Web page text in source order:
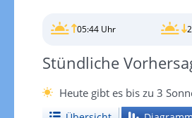
05:44 Uhr
Stündliche
Heute gibt es bis zu 3